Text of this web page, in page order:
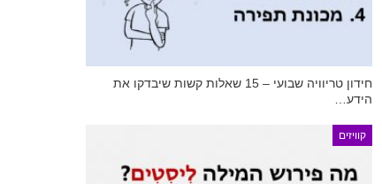
חידון טריוויה שבועי – 15 שאלות קשות שיבדקו את
הידע…
קוויזים